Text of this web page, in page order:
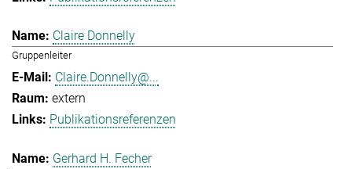
Claire Donnelly
Gruppenleiter
Claire.Donnelly@...
extern
Publikationsreferenzen
Gerhard H. Fecher